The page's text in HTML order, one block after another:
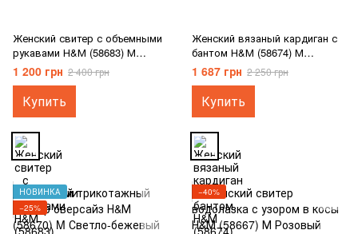
Женский свитер с объемными
рукавами Н&М (58683) М
Фиолетовый
1 200 грн 2 400 грн
Купить
Женский вязаный кардиган с
бантом Н&М (58674) М
Розовый
1 687 грн 2 250 грн
Купить
НОВИНКА
−25%
−40%